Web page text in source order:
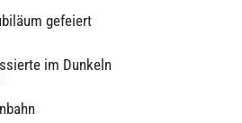
gefeiert
im Dunkeln